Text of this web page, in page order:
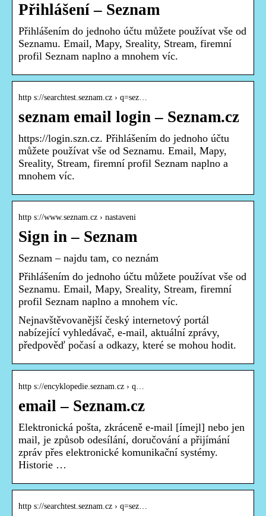
Přihlášení – Seznam
Přihlášením do jednoho účtu můžete používat vše od
Seznamu. Email, Mapy, Sreality, Stream, firemní
profil Seznam naplno a mnohem víc.
http s://searchtest.seznam.cz › q=sez…
seznam email login – Seznam.cz
https://login.szn.cz. Přihlášením do jednoho účtu
můžete používat vše od Seznamu. Email, Mapy,
Sreality, Stream, firemní profil Seznam naplno a
mnohem víc.
http s://www.seznam.cz › nastaveni
Sign in – Seznam
Seznam – najdu tam, co neznám
Přihlášením do jednoho účtu můžete používat vše od
Seznamu. Email, Mapy, Sreality, Stream, firemní
profil Seznam naplno a mnohem víc.
Nejnavštěvovanější český internetový portál
nabízející vyhledávač, e-mail, aktuální zprávy,
předpověď počasí a odkazy, které se mohou hodit.
http s://encyklopedie.seznam.cz › q…
email – Seznam.cz
Elektronická pošta, zkráceně e-mail [ímejl] nebo jen
mail, je způsob odesílání, doručování a přijímání
zpráv přes elektronické komunikační systémy.
Historie …
http s://searchtest.seznam.cz › q=sez…